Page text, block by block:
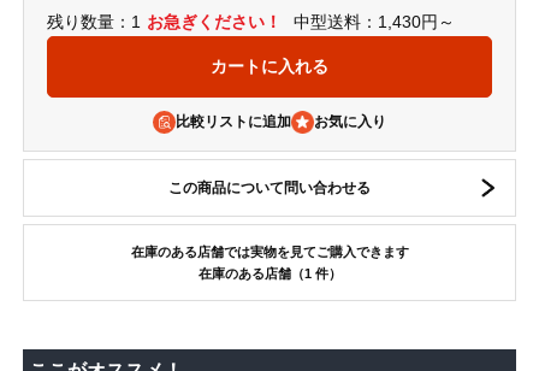
残り数量：1 お急ぎください！ 中型送料：1,430円～
比較リストに追加
この商品について問い合わせる
在庫のある店舗では実物を見てご購入できます
在庫のある店舗（1 件）